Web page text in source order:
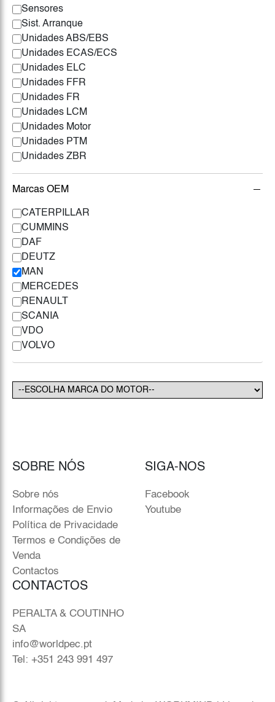
Sensores
Sist. Arranque
Unidades ABS/EBS
Unidades ECAS/ECS
Unidades ELC
Unidades FFR
Unidades FR
Unidades LCM
Unidades Motor
Unidades PTM
Unidades ZBR
Marcas OEM
CATERPILLAR
CUMMINS
DAF
DEUTZ
MAN
MERCEDES
RENAULT
SCANIA
VDO
VOLVO
SOBRE NÓS
Sobre nós
Informações de Envio
Política de Privacidade
Termos e Condições de
Venda
Contactos
SIGA-NOS
Facebook
Youtube
CONTACTOS
PERALTA & COUTINHO
SA
info@worldpec.pt
Tel: +351 243 991 497